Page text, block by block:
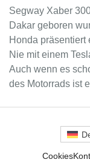
Segway Xaber
Dakar geboren
Honda präsentiert
Nie mit einem
Auch wenn es
des Motorrads ist
Cookies